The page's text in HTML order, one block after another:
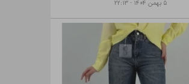
۵ بهمن ۱۴۰۴ - ۲۲:۱۳